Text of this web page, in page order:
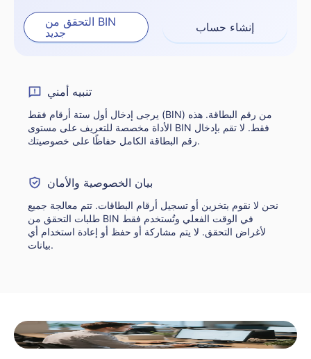
التحقق من BIN
جديد
إنشاء حساب
تنبيه أمني
يرجى إدخال أول ستة أرقام فقط (BIN) من رقم البطاقة. هذه
الأداة مخصصة للتعريف على مستوى BIN فقط. لا تقم بإدخال
رقم البطاقة الكامل حفاظًا على خصوصيتك.
بيان الخصوصية والأمان
نحن لا نقوم بتخزين أو تسجيل أرقام البطاقات. تتم معالجة جميع
طلبات التحقق من BIN في الوقت الفعلي وتُستخدم فقط
لأغراض التحقق. لا يتم مشاركة أو حفظ أو إعادة استخدام أي
بيانات.